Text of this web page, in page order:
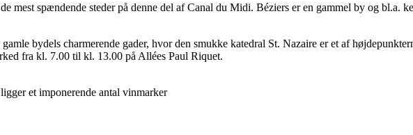
mest spændende steder på denne del af Canal du Midi. Béziers er en gammel by og
bydels charmerende gader, hvor den smukke katedral St. Nazaire er et af
fra kl. 7.00 til kl. 13.00 på Allées Paul Riquet.
et imponerende antal vinmarker